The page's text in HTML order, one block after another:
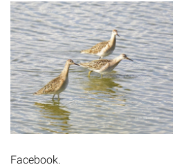
Facebook.